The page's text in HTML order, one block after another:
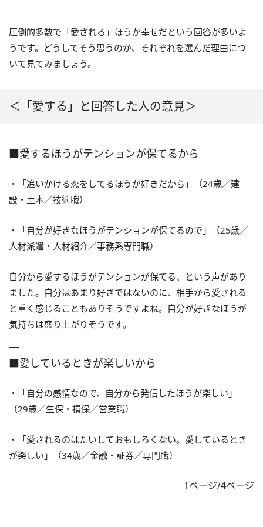
圧倒的多数で「愛される」ほうが幸せだという回答が多いよ
うです。どうしてそう思うのか、それぞれを選んだ理由につ
いて見てみましょう。
＜「愛する」と回答した人の意見＞
■愛するほうがテンションが保てるから
・「追いかける恋をしてるほうが好きだから」（24歳／建
設・土木／技術職）
・「自分が好きなほうがテンションが保てるので」（25歳／
人材派遣・人材紹介／事務系専門職）
自分から愛するほうがテンションが保てる、という声があり
ました。自分はあまり好きではないのに、相手から愛される
と重く感じることもありそうですよね。自分が好きなほうが
気持ちは盛り上がりそうです。
■愛しているときが楽しいから
・「自分の感情なので、自分から発信したほうが楽しい」
（29歳／生保・損保／営業職）
・「愛されるのはたいしておもしろくない。愛しているとき
が楽しい」（34歳／金融・証券／専門職）
1ページ/4ページ